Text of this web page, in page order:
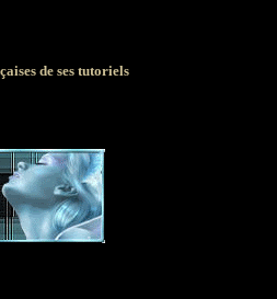
de ses tutoriels